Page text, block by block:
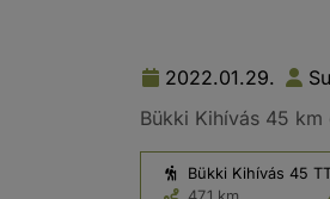
2022.01.29.
Bükki Kihívás 45 km
Bükki Kihívás 45